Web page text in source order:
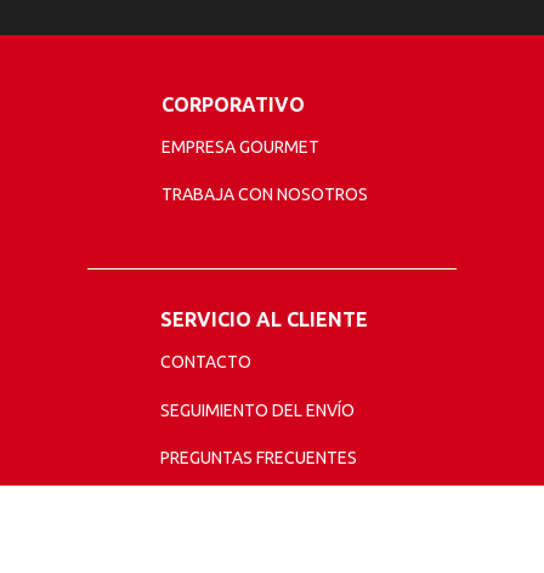
CORPORATIVO
EMPRESA GOURMET
TRABAJA CON NOSOTROS
SERVICIO AL CLIENTE
CONTACTO
SEGUIMIENTO DEL ENVÍO
PREGUNTAS FRECUENTES